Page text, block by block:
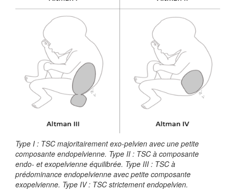
Type I : TSC majoritairement exo-pelvien avec une petite
composante endopelvienne. Type II : TSC à composante
endo- et exopelvienne équilibrée. Type III : TSC à
prédominance endopelvienne avec petite composante
exopelvienne. Type IV : TSC strictement endopelvien.